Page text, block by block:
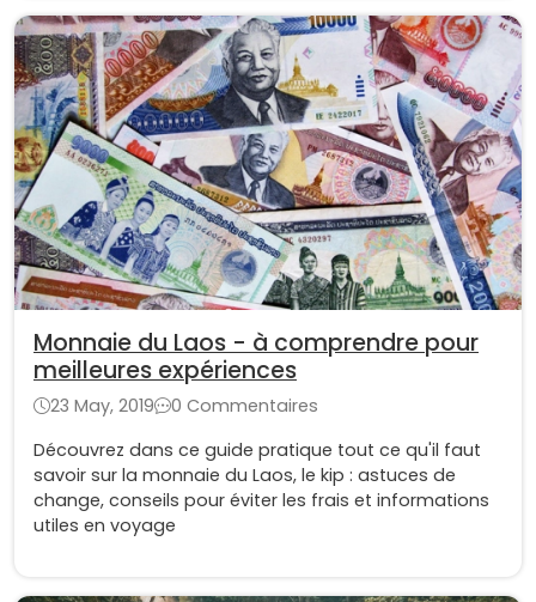
Monnaie du Laos - à comprendre pour
meilleures expériences
23 May, 2019
0 Commentaires
Découvrez dans ce guide pratique tout ce qu'il faut
savoir sur la monnaie du Laos, le kip : astuces de
change, conseils pour éviter les frais et informations
utiles en voyage